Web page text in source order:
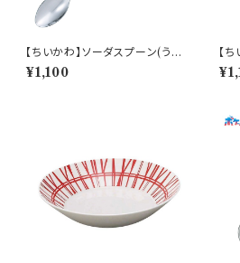
【ちいかわ】ソーダスプーン(うさ
ぎ)【CKW40】CKW43-850
¥1,100
【
20